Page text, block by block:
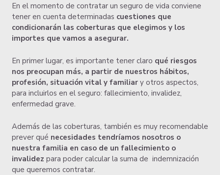
En el momento de contratar un seguro de vida conviene
tener en cuenta determinadas cuestiones que
condicionarán las coberturas que elegimos y los
importes que vamos a asegurar.
En primer lugar, es importante tener claro qué riesgos
nos preocupan más, a partir de nuestros hábitos,
profesión, situación vital y familiar y otros aspectos,
para incluirlos en el seguro: fallecimiento, invalidez,
enfermedad grave.
Además de las coberturas, también es muy recomendable
prever qué necesidades tendríamos nosotros o
nuestra familia en caso de un fallecimiento o
invalidez para poder calcular la suma de indemnización
que queremos contratar.